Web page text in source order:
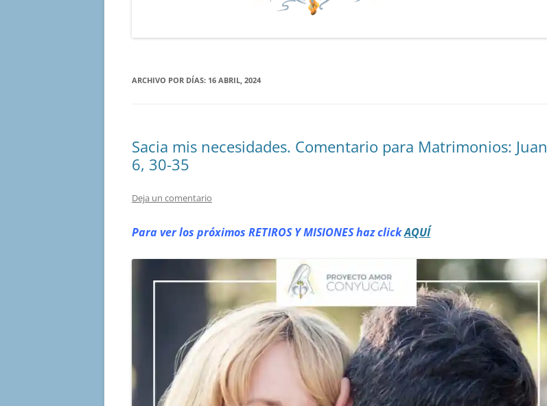
ARCHIVO POR DÍAS: 16 ABRIL, 2024
Sacia mis necesidades. Comentario para Matrimonios: Juan
6, 30-35
Deja un comentario
Para ver los próximos RETIROSY MISIONES haz clickAQUÍ